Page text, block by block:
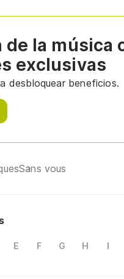
de la música
exclusivas
desbloquear beneficios.
Sans vous
E F G H I